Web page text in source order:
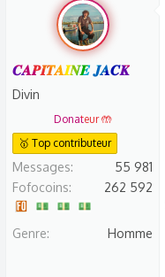
𝑪𝑨𝑷𝑰𝑻𝑨𝑰𝑵𝑬 𝑱𝑨𝑪𝑲
Divin
Donateur 🤲
🥇 Top contributeur
Messages
55 981
Fofocoins
262 592
Genre Homme